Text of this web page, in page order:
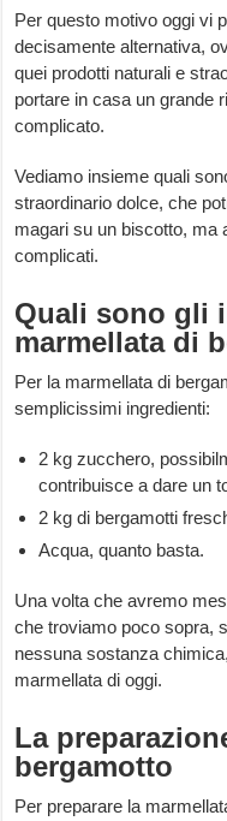
Per questo motivo oggi vi
decisamente alternativa,
quei prodotti naturali e
portare in casa un grande
complicato.
Vediamo insieme quali
straordinario dolce, che
magari su un biscotto, ma
complicati.
Quali sono gli
marmellata di
Per la marmellata di
semplicissimi ingredienti:
2 kg zucchero,
contribuisce a dare un
2 kg di bergamotti
Acqua, quanto basta.
Una volta che avremo
che troviamo poco sopra,
nessuna sostanza
marmellata di oggi.
La
bergamotto
Per preparare la